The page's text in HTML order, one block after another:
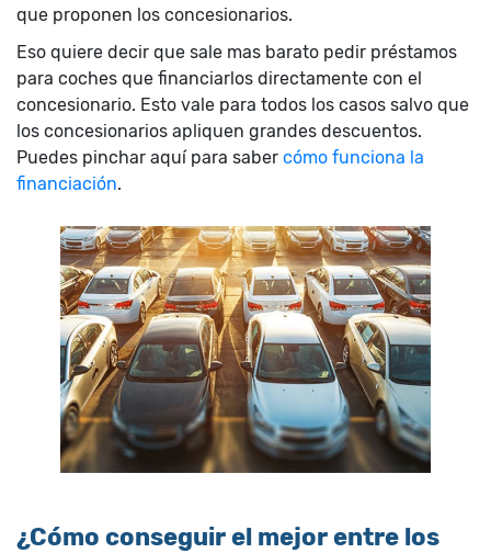
que proponen los concesionarios.
Eso quiere decir que sale mas barato pedir préstamos
para coches que financiarlos directamente con el
concesionario. Esto vale para todos los casos salvo que
los concesionarios apliquen grandes descuentos.
Puedes pinchar aquí para saber cómo funciona la
financiación.
¿Cómo conseguir el mejor entre los